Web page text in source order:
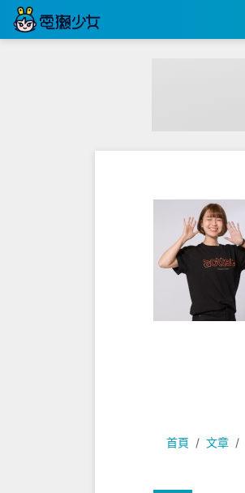
首頁 文章